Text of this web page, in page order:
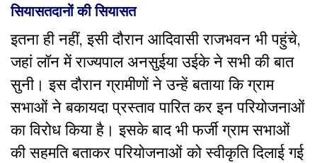
सियासतदानों की सियासत
इतना ही नहीं, इसी दौरान आदिवासी राजभवन भी पहुंचे,
जहां लॉन में राज्यपाल अनसुईया उईके ने सभी की बात
सुनी। इस दौरान ग्रामीणों ने उन्हें बताया कि ग्राम
सभाओं ने बकायदा प्रस्ताव पारित कर इन परियोजनाओं
का विरोध किया है। इसके बाद भी फर्जी ग्राम सभाओं
की सहमति बताकर परियोजनाओं को स्वीकृति दिलाई गई